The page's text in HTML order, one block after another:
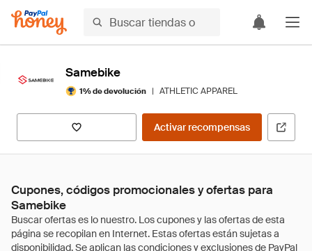
Samebike
1% de devolución | ATHLETIC APPAREL
Activar recompensas
Cupones, códigos promocionales y ofertas para
Samebike